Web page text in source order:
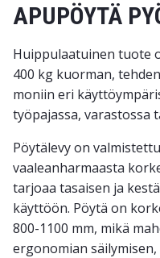
APUPÖYTÄ
Huippulaatuinen tuote
400 kg kuorman,
moniin eri
työpajassa, varastossa
Pöytälevy on
vaaleanharmaasta
tarjoaa tasaisen ja
käyttöön. Pöytä on
800-1100 mm, mikä
ergonomian